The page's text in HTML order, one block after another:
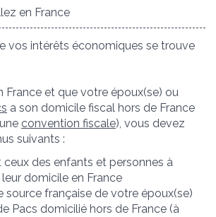
en France
vos intérêts économiques se trouve
France et que votre époux(se) ou
a son domicile fiscal hors de France
convention fiscale), vous devez
suivants :
ceux des enfants et personnes à
domicile en France
source française de votre époux(se)
Pacs domicilié hors de France (à